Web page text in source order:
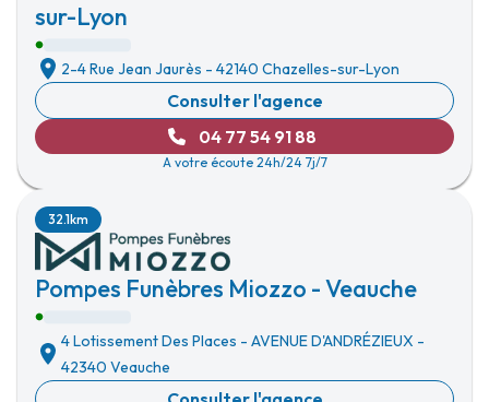
sur-Lyon
2-4 Rue Jean Jaurès - 42140 Chazelles-sur-Lyon
Consulter l'agence
04 77 54 91 88
A votre écoute 24h/24 7j/7
Pompes Funèbres Miozzo - Veauche
32.1km
4 Lotissement Des Places - AVENUE D'ANDRÉZIEUX -
42340 Veauche